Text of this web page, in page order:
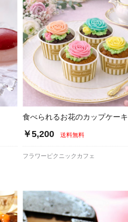
食べられるお花のカップケーキ
￥5,200 送料無料
フラワーピクニックカフェ